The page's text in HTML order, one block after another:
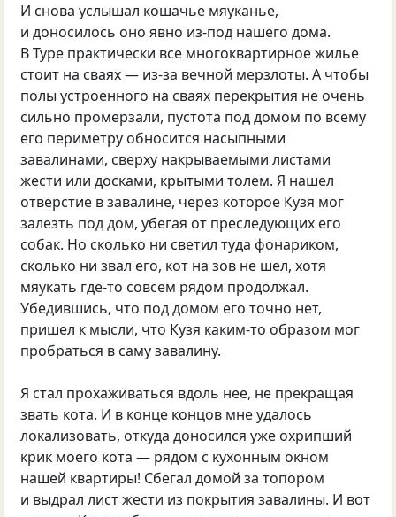
И снова услышал кошачье мяуканье,
и доносилось оно явно из-под нашего дома.
В Туре практически все многоквартирное жилье
стоит на сваях — из-за вечной мерзлоты. А чтобы
полы устроенного на сваях перекрытия не очень
сильно промерзали, пустота под домом по всему
его периметру обносится насыпными
завалинами, сверху накрываемыми листами
жести или досками, крытыми толем. Я нашел
отверстие в завалине, через которое Кузя мог
залезть под дом, убегая от преследующих его
собак. Но сколько ни светил туда фонариком,
сколько ни звал его, кот на зов не шел, хотя
мяукать где-то совсем рядом продолжал.
Убедившись, что под домом его точно нет,
пришел к мысли, что Кузя каким-то образом мог
пробраться в саму завалину.
Я стал прохаживаться вдоль нее, не прекращая
звать кота. И в конце концов мне удалось
локализовать, откуда доносился уже охрипший
крик моего кота — рядом с кухонным окном
нашей квартиры! Сбегал домой за топором
и выдрал лист жести из покрытия завалины. И вот